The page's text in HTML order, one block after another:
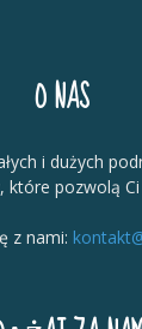
O NAS
i dużych
które pozwolą
z nami: